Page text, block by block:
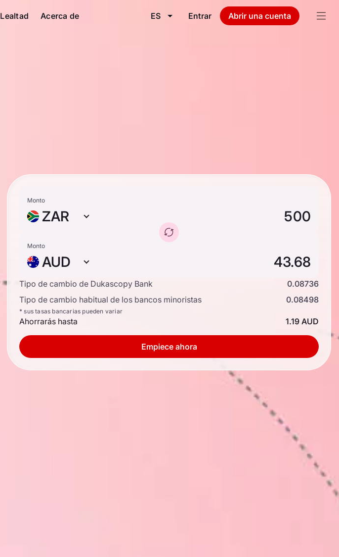
Lealtad Acerca de ES Entrar Abrir una cuenta
Monto
ZAR
Monto
AUD
Tipo de cambio de Dukascopy Bank
0.08736
Tipo de cambio habitual de los bancos minoristas
0.08498
* sus tasas bancarias pueden variar
Ahorrarás hasta 1.19 AUD
Empiece ahora